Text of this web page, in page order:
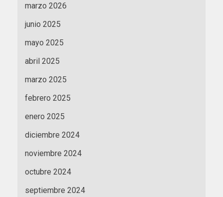
marzo 2026
junio 2025
mayo 2025
abril 2025
marzo 2025
febrero 2025
enero 2025
diciembre 2024
noviembre 2024
octubre 2024
septiembre 2024